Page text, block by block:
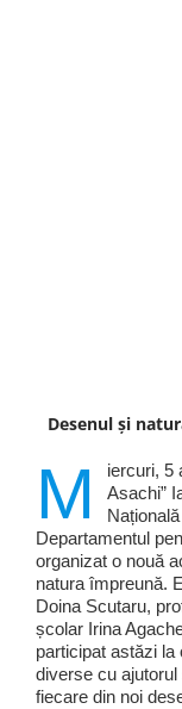
Desenul și
M
iercuri, 5
Asachi”
Departamentul
organizat o nouă
natura împreună.
Doina Scutaru,
școlar Irina
participat astăzi
diverse cu
fiecare din noi